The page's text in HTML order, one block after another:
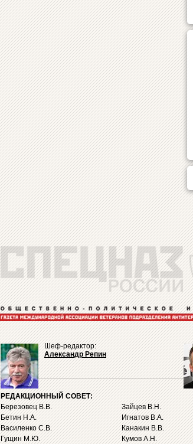
Шеф-редактор:
Александр Репин
РЕДАКЦИОННЫЙ СОВЕТ:
Березовец В.В.
Бетин Н.А.
Василенко С.В.
Гущин М.Ю.
Зайцев В.Н.
Игнатов В.А.
Канакин В.В.
Кумов А.Н.